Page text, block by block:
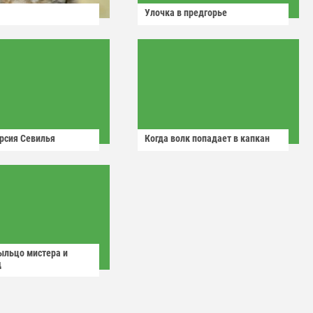
Улочка в предгорье
Севилья Когда волк попадает в капкан
мистера и